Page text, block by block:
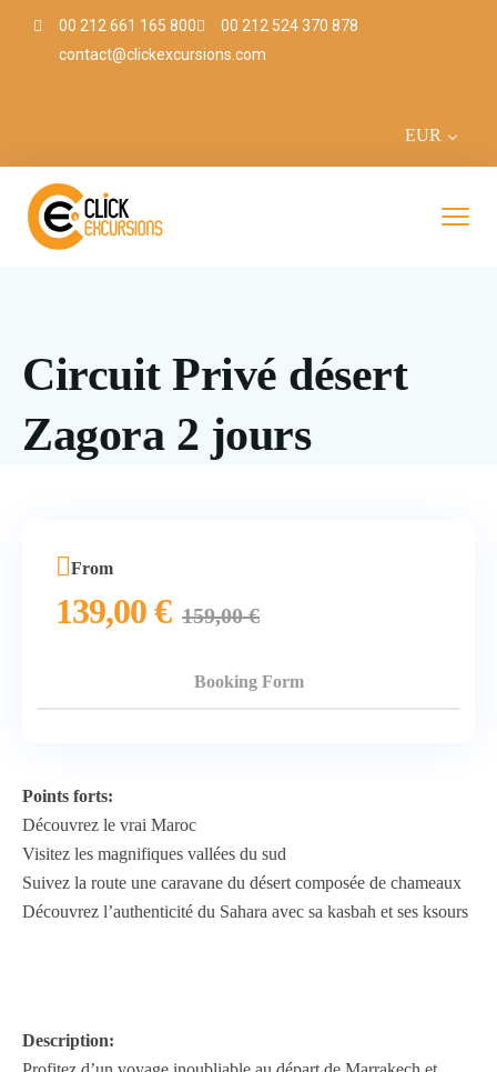
00 212 661 165 800
00 212 524 370 878
contact@clickexcursions.com
EUR
Circuit Privé désert
Zagora 2 jours
Points forts:
Découvrez le vrai Maroc
Visitez les magnifiques vallées du sud
Suivez la route une caravane du désert composée de chameaux
Découvrez l’authenticité du Sahara avec sa kasbah et ses ksours
Description:
From
139,00€ 159,00€
Booking Form